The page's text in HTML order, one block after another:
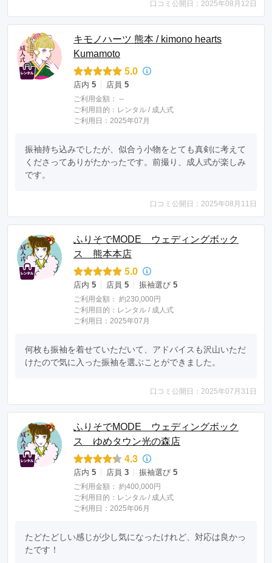
口コミ公開日：2025年08月12日
キモノハーツ 熊本 / kimono hearts
Kumamoto
5.0
店内 5 店員 5
ご利用金額： --
ご利用目的： レンタル / 成人式
ご利用日：2025年07月
振袖持ち込みでしたが、似合う小物をとても真剣に考えて
くださってありがたかったです。前撮り、成人式が楽しみ
です。
口コミ公開日：2025年08月11日
ふりそでMODE ウェディングボック
ス 熊本本店
5.0
店内 5 店員 5 振袖選び 5
ご利用金額： 約230,000円
ご利用目的： レンタル / 成人式
ご利用日：2025年07月
何枚も振袖を着せていただいて、アドバイスも沢山いただ
けたので気に入った振袖を選ぶことができました。
口コミ公開日：2025年07月31日
ふりそでMODE ウェディングボック
ス ゆめタウン光の森店
4.3
店内 5 店員 3 振袖選び 5
ご利用金額： 約400,000円
ご利用目的： レンタル / 成人式
ご利用日：2025年06月
たどたどしい感じが少し気になったけれど、対応は良かっ
たです！